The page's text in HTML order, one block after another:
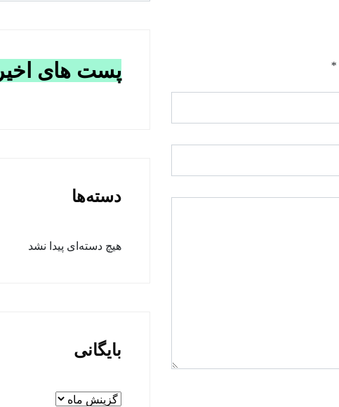
* پست های اخیر
دسته‌ها
هیچ دسته‌ای پیدا نشد
بایگانی